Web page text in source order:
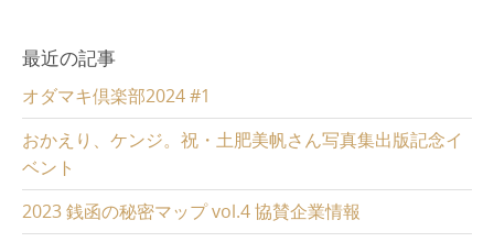
最近の記事
オダマキ倶楽部2024 #1
おかえり、ケンジ。祝・土肥美帆さん写真集出版記念イ
ベント
2023 銭函の秘密マップ vol.4 協賛企業情報